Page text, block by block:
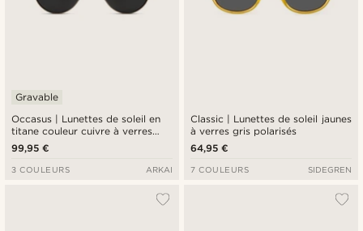
Occasus | Lunettes de soleil en
titane couleur cuivre à verres
ronds polarisés
Gravable
99,95 €
3 COULEURS ARKAI
Classic | Lunettes de soleil jaunes
à verres gris polarisés
64,95 €
7 COULEURS SIDEGREN